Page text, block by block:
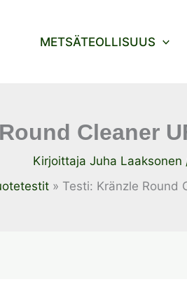
METSÄTEOLLISUUS
Cleaner
Kirjoittaja Juha Laaksonen
Testi: Kränzle Round